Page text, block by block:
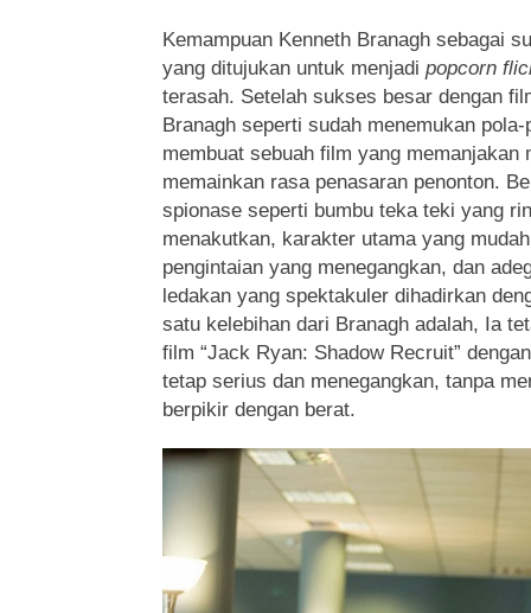
Kemampuan Kenneth Branagh sebagai
yang ditujukan untuk menjadi popcorn
terasah. Setelah sukses besar dengan
Branagh seperti sudah menemukan
membuat sebuah film yang memanjakan
memainkan rasa penasaran penonton.
spionase seperti bumbu teka teki yang
menakutkan, karakter utama yang
pengintaian yang menegangkan, dan
ledakan yang spektakuler dihadirkan
satu kelebihan dari Branagh adalah, Ia
film “Jack Ryan: Shadow Recruit”
tetap serius dan menegangkan, tanpa
berpikir dengan berat.